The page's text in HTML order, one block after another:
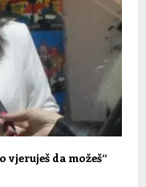
vjeruješ da možeš“